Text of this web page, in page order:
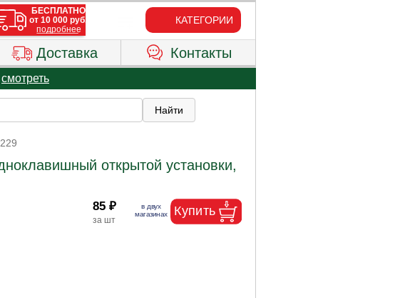
КАТЕГОРИИ
Доставка Контакты
смотреть
открытой установки,
85 ₽